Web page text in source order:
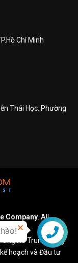
Chí Minh
Thái Học, Phường
Company. All
Hồ Trung Dũng
hoạch và Đầu tư
Liên hệ